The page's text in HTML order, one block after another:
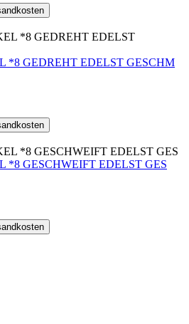
*8 GEDREHT EDELST GESCHM
*8 GESCHWEIFT EDELST GES